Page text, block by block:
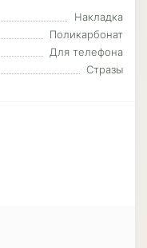
Накладка
Поликарбонат
Для телефона
Стразы